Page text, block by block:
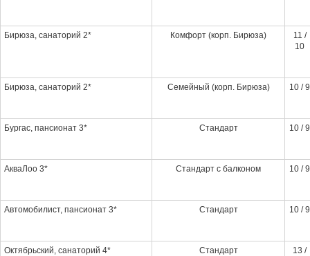
Бирюза, санаторий 2* Комфорт (корп. Бирюза)
11 /
10
Бирюза, санаторий 2* Семейный (корп. Бирюза) 10 / 9
Бургас, пансионат 3* Стандарт 10 / 9
АкваЛоо 3* Стандарт с балконом 10 / 9
Автомобилист, пансионат 3* Стандарт 10 / 9
Октябрьский, санаторий 4* Стандарт
13 /